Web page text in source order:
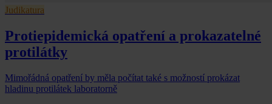
Judikatura
Protiepidemická opatření a prokazatelné
protilátky
Mimořádná opatření by měla počítat také s možností prokázat
hladinu protilátek laboratorně